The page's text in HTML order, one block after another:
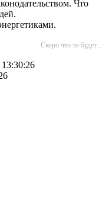
Что
Скоро что то будет...